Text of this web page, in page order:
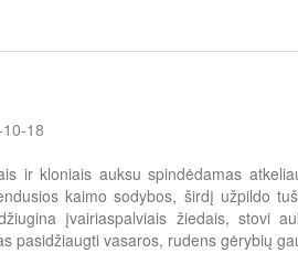
18
ir kloniais auksu spindėdamas
kaimo sodybos, širdį užpildo
įvairiaspalviais žiedais, stovi
pasidžiaugti vasaros, rudens gėrybių